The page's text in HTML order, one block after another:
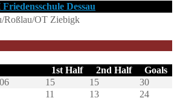
Friedensschule Dessau
Roßlau/OT Ziebigk
1st Half 2nd Half
Goals
15 15
30
11 13 24